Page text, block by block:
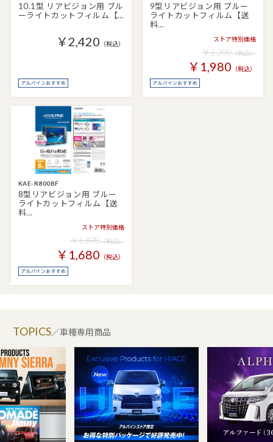
10.1型 リアビジョン用 ブル
ーライトカットフィルム【…
￥2,420 （税込）
9型リアビジョン用 ブルー
ライトカットフィルム【送
料…
ストア特別価格
￥2,200（税込）
￥1,980 （税込）
KAE-R800BF
8型リアビジョン用 ブルー
ライトカットフィルム【送
料…
ストア特別価格
￥1,870（税込）
￥1,680 （税込）
／車種専用商品